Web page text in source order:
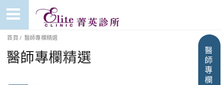
醫
師
專
欄
首頁 / 醫師專欄精選
醫師專欄精選